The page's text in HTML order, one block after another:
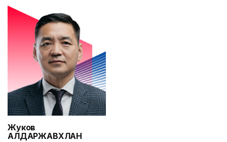
Жуков
АЛДАРЖАВХЛАН